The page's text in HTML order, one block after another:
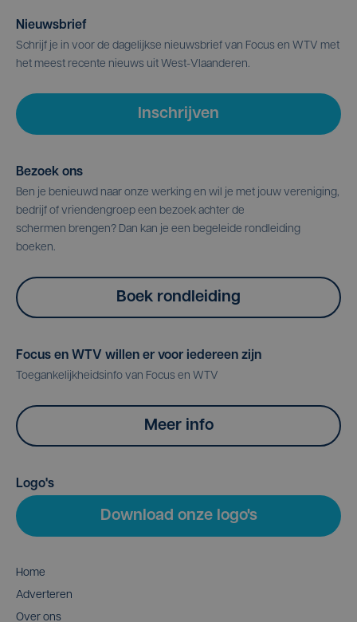
Nieuwsbrief
Schrijf je in voor de dagelijkse nieuwsbrief van Focus en WTV met
het meest recente nieuws uit West-Vlaanderen.
Inschrijven
Bezoek ons
Ben je benieuwd naar onze werking en wil je met jouw vereniging,
bedrijf of vriendengroep een bezoek achter de
schermen brengen? Dan kan je een begeleide rondleiding
boeken.
Boek rondleiding
Focus en WTV willen er voor iedereen zijn
Toegankelijkheidsinfo van Focus en WTV
Meer info
Logo's
Download onze logo's
Home
Adverteren
Over ons